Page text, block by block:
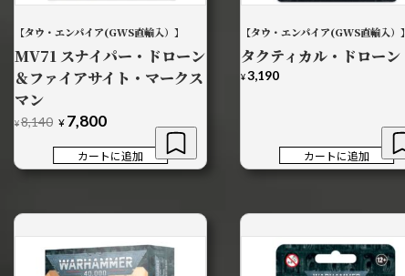
【タウ・エンパイア(GWS直輸入）】
MV71 スナイパー・ドローン
＆ファイアサイト・マークス
マン
¥8,140 元
¥8,140
し
た。
¥ 7,800現
の
は
で
す。
カートに追加
【タウ・エンパイア(GWS直輸入）】
タクティカル・ドローン
¥3,190
カートに追加